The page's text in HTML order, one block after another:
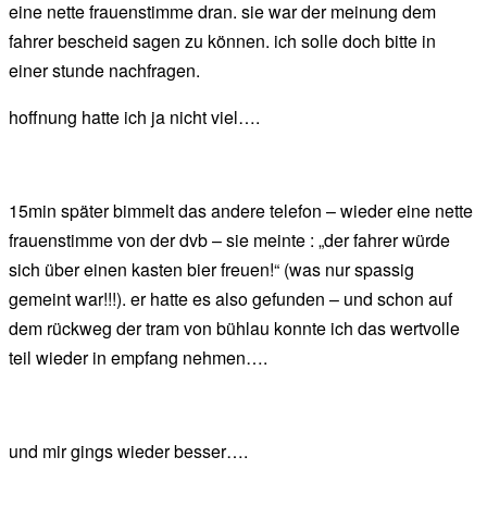
eine nette frauenstimme dran. sie war der meinung dem
fahrer bescheid sagen zu können. ich solle doch bitte in
einer stunde nachfragen.
hoffnung hatte ich ja nicht viel….
15min später bimmelt das andere telefon – wieder eine nette
frauenstimme von der dvb – sie meinte : „der fahrer würde
sich über einen kasten bier freuen!“ (was nur spassig
gemeint war!!!). er hatte es also gefunden – und schon auf
dem rückweg der tram von bühlau konnte ich das wertvolle
teil wieder in empfang nehmen….
und mir gings wieder besser….